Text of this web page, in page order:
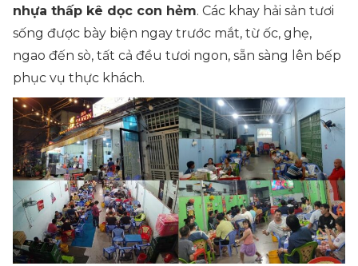
nhựa thấp kê dọc con hẻm. Các khay hải sản tươi
sống được bày biện ngay trước mắt, từ ốc, ghẹ,
ngao đến sò, tất cả đều tươi ngon, sẵn sàng lên bếp
phục vụ thực khách.